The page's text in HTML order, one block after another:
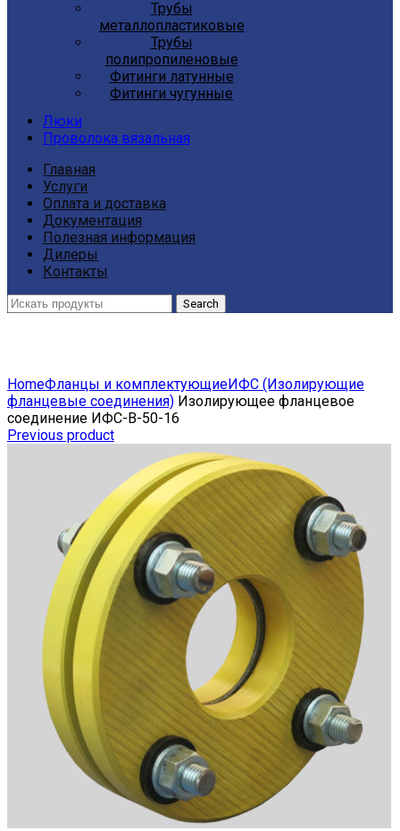
Трубы
металлопластиковые
Трубы
полипропиленовые
Фитинги латунные
Фитинги чугунные
Люки
Проволока вязальная
Главная
Услуги
Оплата и доставка
Документация
Полезная информация
Дилеры
Контакты
Search
HomeФланцы и комплектующиеИФС (Изолирующие
фланцевые соединения) Изолирующее фланцевое
соединение ИФС-В-50-16
Previous product